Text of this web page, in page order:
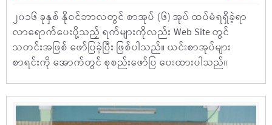
၂၀၁၆ ခုနှစ် နိုဝင်ဘာလတွင် စာအုပ် (၆) အုပ် ထပ်မံရရှိခဲ့ရာ
လာရောက်ပေးပို့သည့် ရက်များကိုလည်း Web Site တွင်
သတင်းအဖြစ် ဖော်ပြခဲ့ပြီး ဖြစ်ပါသည်။ ယင်းစာအုပ်များ
စာရင်းကို အောက်တွင် စုစည်းဖော်ပြ ပေးထားပါသည်။